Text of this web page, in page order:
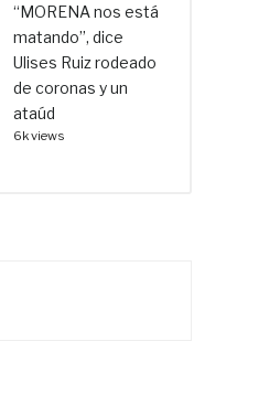
“MORENA nos está
matando”, dice
Ulises Ruiz rodeado
de coronas y un
ataúd
6k views